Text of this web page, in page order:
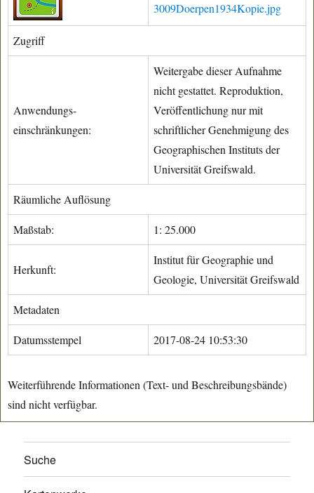
3009Doerpen1934Kopie.jpg
Zugriff
Anwendungs-
einschränkungen:
Weitergabe dieser Aufnahme
nicht gestattet. Reproduktion,
Veröffentlichung nur mit
schriftlicher Genehmigung des
Geographischen Instituts der
Universität Greifswald.
Räumliche Auflösung
Maßstab: 1: 25.000
Herkunft:
Institut für Geographie und
Geologie, Universität Greifswald
Metadaten
Datumsstempel 2017-08-24 10:53:30
Weiterführende Informationen (Text- und Beschreibungsbände)
sind nicht verfügbar.
Suche